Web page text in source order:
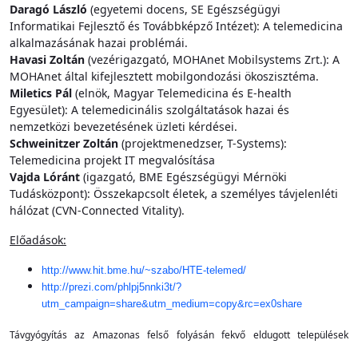
Daragó László (egyetemi docens, SE Egészségügyi
Informatikai Fejlesztő és Továbbképző Intézet): A telemedicina
alkalmazásának hazai problémái.
Havasi Zoltán (vezérigazgató, MOHAnet Mobilsystems Zrt.): A
MOHAnet által kifejlesztett mobilgondozási ökoszisztéma.
Miletics Pál (elnök, Magyar Telemedicina és E-health
Egyesület): A telemedicinális szolgáltatások hazai és
nemzetközi bevezetésének üzleti kérdései.
Schweinitzer Zoltán (projektmenedzser, T-Systems):
Telemedicina projekt IT megvalósítása
Vajda Lóránt (igazgató, BME Egészségügyi Mérnöki
Tudásközpont): Összekapcsolt életek, a személyes távjelenléti
hálózat (CVN-Connected Vitality).
Előadások:
http://www.hit.bme.hu/~szabo/HTE-telemed/
http://prezi.com/phlpj5nnki3t/?
utm_campaign=share&utm_medium=copy&rc=ex0share
Távgyógyítás az Amazonas felső folyásán fekvő eldugott települések